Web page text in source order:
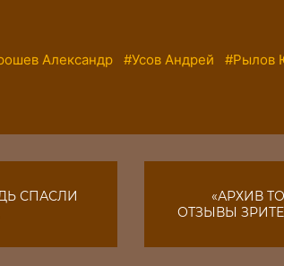
Александр #Усов Андрей #Рылов
СПАСЛИ
«АРХИВ
ОТЗЫВЫ